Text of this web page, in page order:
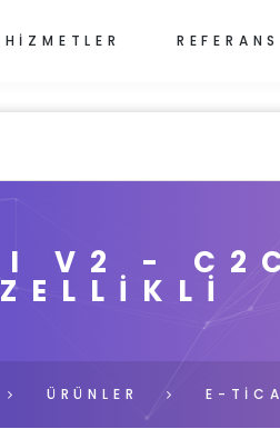
HİZMETLER REFERANS
V2 -
ÜRÜNLER E-